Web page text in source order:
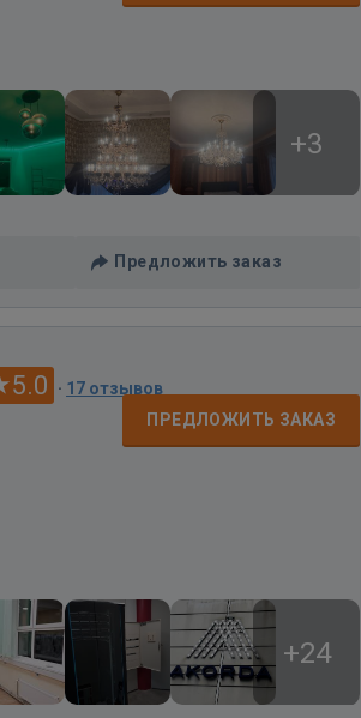
+3
Предложить заказ
5.0 · 17 отзывов
ПРЕДЛОЖИТЬ ЗАКАЗ
+24